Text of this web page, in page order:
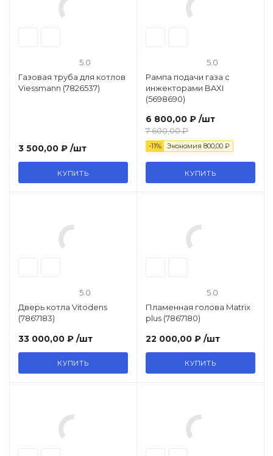
5.0
Газовая труба для котлов
Viessmann (7826537)
3 500,00 ₽ /шт
КУПИТЬ
5.0
Рампа подачи газа с
инжекторами BAXI
(5698690)
6 800,00 ₽ /шт
7 600,00 ₽
-11% Экономия 800,00 ₽
КУПИТЬ
5.0
Дверь котла Vitodens
(7867183)
33 000,00 ₽ /шт
КУПИТЬ
5.0
Пламенная голова Matrix
plus (7867180)
22 000,00 ₽ /шт
КУПИТЬ